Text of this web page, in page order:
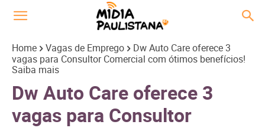
Home Vagas de Emprego
Dw Auto Care oferece 3
vagas para Consultor Comercial com ótimos benefícios!
Saiba mais
Dw Auto Care oferece 3
vagas para Consultor